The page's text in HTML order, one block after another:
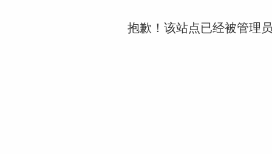
抱歉！该站点已经被管理